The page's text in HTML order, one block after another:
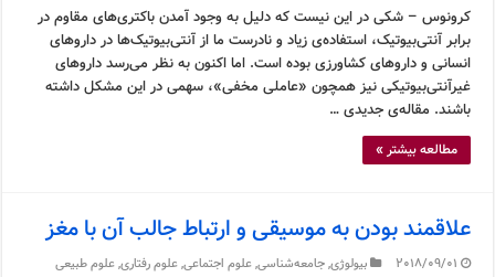
کرونوس – شکی در این نیست که دلیل به وجود آمدن باکتری‌های مقاوم در
برابر آنتی‌بیوتیک، استفاده‌ی زیاد و نادرست ما از آنتی‌بیوتیک‌ها در داروهای
انسانی و داروهای کشاورزی بوده است. اما اکنون به نظر می‌رسد داروهای
غیرآنتی‌بیوتیکی نیز همچون «عاملی مخفی»، سهمی در این مشکل داشته
باشند. مقاله‌ی جدیدی …
مطالعه بیشتر »
علاقمند بودن به موسیقی و ارتباط جالب آن با مغز
2018/09/01 بیولوژی,جامعه‌شناسی,علوم اجتماعی,علوم رفتاری,علوم طبیعی